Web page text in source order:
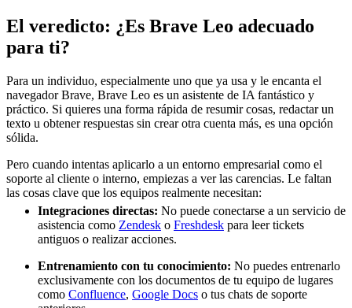
El veredicto: ¿Es Brave Leo adecuado
para ti?
Para un individuo, especialmente uno que ya usa y le encanta el
navegador Brave, Brave Leo es un asistente de IA fantástico y
práctico. Si quieres una forma rápida de resumir cosas, redactar un
texto u obtener respuestas sin crear otra cuenta más, es una opción
sólida.
Pero cuando intentas aplicarlo a un entorno empresarial como el
soporte al cliente o interno, empiezas a ver las carencias. Le faltan
las cosas clave que los equipos realmente necesitan:
Integraciones directas: No puede conectarse a un servicio de
asistencia como Zendesk o Freshdesk para leer tickets
antiguos o realizar acciones.
Entrenamiento con tu conocimiento: No puedes entrenarlo
exclusivamente con los documentos de tu equipo de lugares
como Confluence, Google Docs o tus chats de soporte